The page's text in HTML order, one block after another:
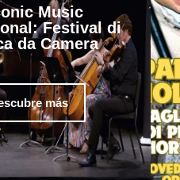
Music
Festival di
da Camera
más